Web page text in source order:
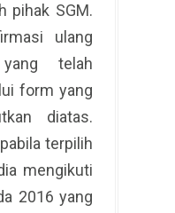
pihak SGM.
ulang
yang telah
form yang
diatas.
terpilih
mengikuti
2016 yang